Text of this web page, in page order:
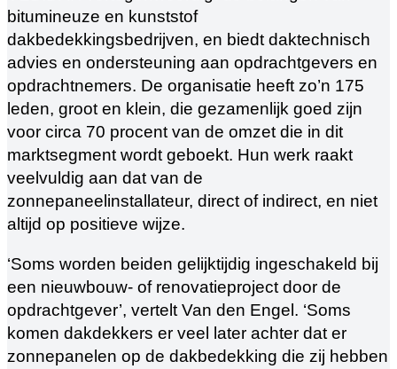
bitumineuze en kunststof
dakbedekkingsbedrijven, en biedt daktechnisch
advies en ondersteuning aan opdrachtgevers en
opdrachtnemers. De organisatie heeft zo’n 175
leden, groot en klein, die gezamenlijk goed zijn
voor circa 70 procent van de omzet die in dit
marktsegment wordt geboekt. Hun werk raakt
veelvuldig aan dat van de
zonnepaneelinstallateur, direct of indirect, en niet
altijd op positieve wijze.
‘Soms worden beiden gelijktijdig ingeschakeld bij
een nieuwbouw- of renovatieproject door de
opdrachtgever’, vertelt Van den Engel. ‘Soms
komen dakdekkers er veel later achter dat er
zonnepanelen op de dakbedekking die zij hebben